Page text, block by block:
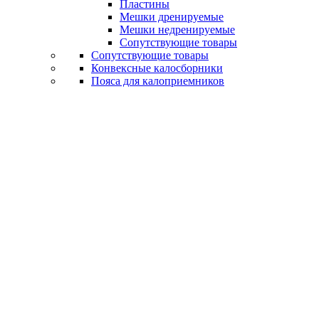
Пластины
Мешки дренируемые
Мешки недренируемые
Сопутствующие товары
Сопутствующие товары
Конвексные калосборники
Пояса для калоприемников